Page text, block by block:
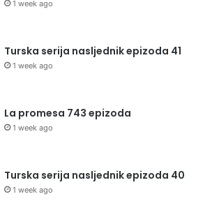
1 week ago
Turska serija nasljednik epizoda 41
1 week ago
La promesa 743 epizoda
1 week ago
Turska serija nasljednik epizoda 40
1 week ago